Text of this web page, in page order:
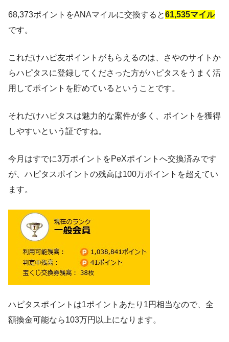
68,373ポイントをANAマイルに交換すると61,535マイル
です。
これだけハピ友ポイントがもらえるのは、さやのサイトか
らハピタスに登録してくださった方がハピタスをうまく活
用してポイントを貯めているということです。
それだけハピタスは魅力的な案件が多く、ポイントを獲得
しやすいという証ですね。
今月はすでに3万ポイントをPeXポイントへ交換済みです
が、ハピタスポイントの残高は100万ポイントを超えてい
ます。
ハピタスポイントは1ポイントあたり1円相当なので、全
額換金可能なら103万円以上になります。